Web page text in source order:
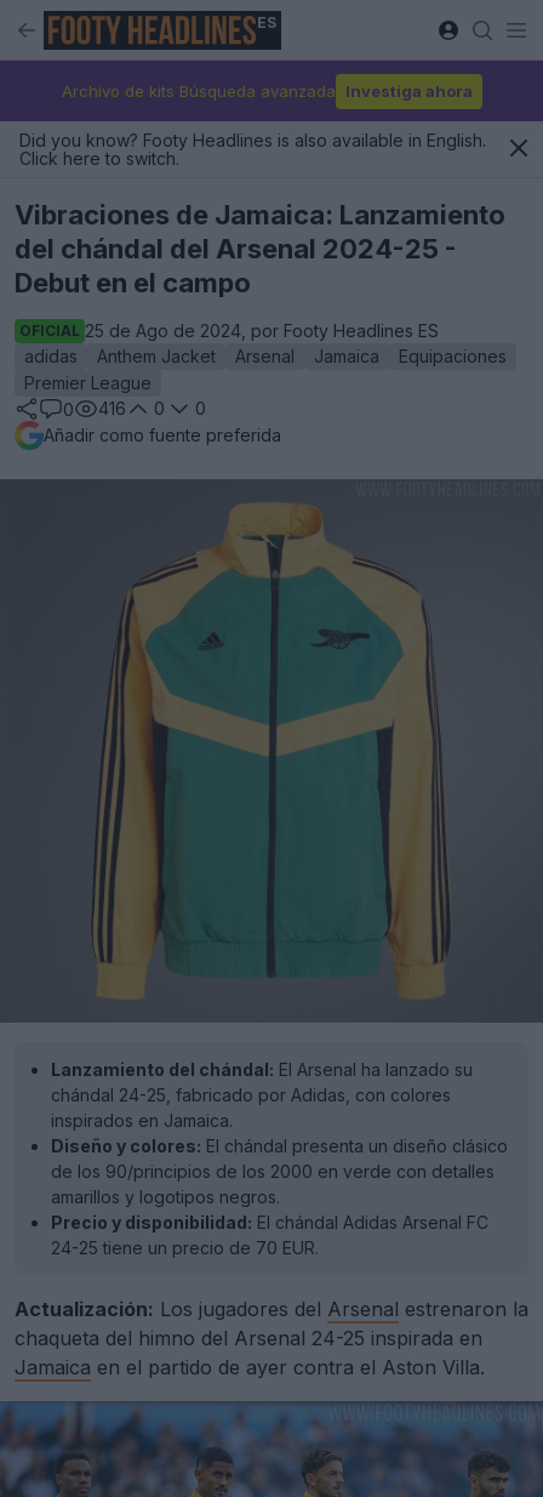
ES
Archivo de kits Búsqueda avanzada Investiga ahora
Did you know? Footy Headlines is also available in English.
Click here to switch.
Vibraciones de Jamaica: Lanzamiento
del chándal del Arsenal 2024-25 -
Debut en el campo
OFICIAL 25 de Ago de 2024, por Footy Headlines ES
adidas
Anthem Jacket Arsenal Jamaica
Equipaciones
Premier League
0
416 0
0
Añadir como fuente preferida
Lanzamiento del chándal: El Arsenal ha lanzado su
chándal 24-25, fabricado por Adidas, con colores
inspirados en Jamaica.
Diseño y colores: El chándal presenta un diseño clásico
de los 90/principios de los 2000 en verde con detalles
amarillos y logotipos negros.
Precio y disponibilidad: El chándal Adidas Arsenal FC
24-25 tiene un precio de 70 EUR.
Actualización: Los jugadores del Arsenal estrenaron la
chaqueta del himno del Arsenal 24-25 inspirada en
Jamaica en el partido de ayer contra el Aston Villa.